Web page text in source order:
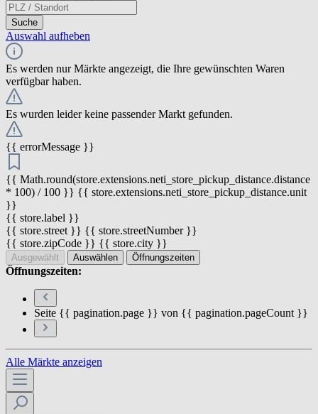
Suche
Auswahl aufheben
Es werden nur Märkte angezeigt, die Ihre gewünschten Waren
verfügbar haben.
Es wurden leider keine passender Markt gefunden.
{{ errorMessage }}
{{ Math.round(store.extensions.neti_store_pickup_distance.distance
* 100) / 100 }} {{ store.extensions.neti_store_pickup_distance.unit
}}
{{ store.label }}
{{ store.street }} {{ store.streetNumber }}
{{ store.zipCode }} {{ store.city }}
Ausgewählt Auswählen Öffnungszeiten
Öffnungszeiten:
Seite {{ pagination.page }} von {{ pagination.pageCount }}
Alle Märkte anzeigen